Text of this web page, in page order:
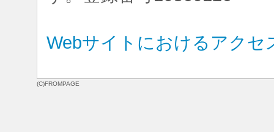
Webサイトにおけるアクセ
(C)FROMPAGE